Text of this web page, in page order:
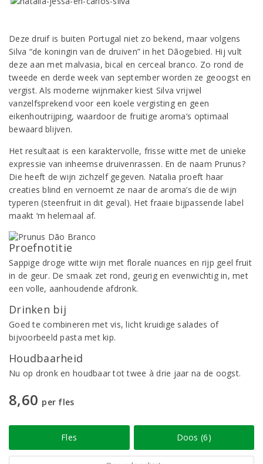
Deze druif is buiten Portugal niet zo bekend, maar volgens
Silva “de koningin van de druiven” in het Dãogebied. Hij vult
deze aan met malvasia, bical en cerceal branco. Zo rond de
tweede en derde week van september worden ze geoogst en
vergist. Als moderne wijnmaker kiest Silva vrijwel
vanzelfsprekend voor een koele vergisting en geen
eikenhoutrijping, waardoor de fruitige aroma’s optimaal
bewaard blijven.
Het resultaat is een karaktervolle, frisse witte met de unieke
expressie van inheemse druivenrassen. En de naam Prunus?
Die heeft de wijn zichzelf gegeven. Natalia proeft haar
creaties blind en vernoemt ze naar de aroma’s die de wijn
typeren (steenfruit in dit geval). Het fraaie bijpassende label
maakt ‘m helemaal af.
Proefnotitie
Sappige droge witte wijn met florale nuances en rijp geel fruit
in de geur. De smaak zet rond, geurig en evenwichtig in, met
een volle, aanhoudende afdronk.
Drinken bij
Goed te combineren met vis, licht kruidige salades of
bijvoorbeeld pasta met kip.
Houdbaarheid
Nu op dronk en houdbaar tot twee à drie jaar na de oogst.
8,60 per fles
Fles Doos (6)